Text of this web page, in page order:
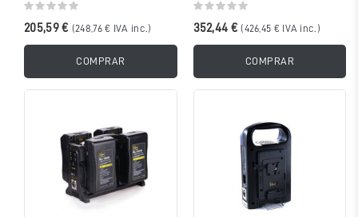
205,59 € (248,76 € IVA inc.)
COMPRAR
352,44 € (426,45 € IVA inc.)
COMPRAR